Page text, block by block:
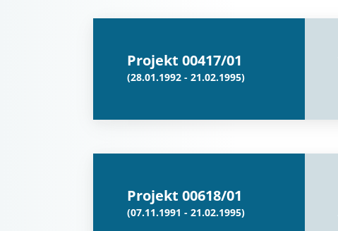
Projekt 00417/01
(28.01.1992 - 21.02.1995)
Projekt 00618/01
(07.11.1991 - 21.02.1995)